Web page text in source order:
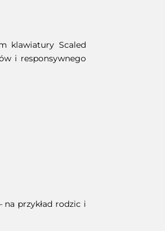
klawiatury Scaled
i responsywnego
przykład rodzic i